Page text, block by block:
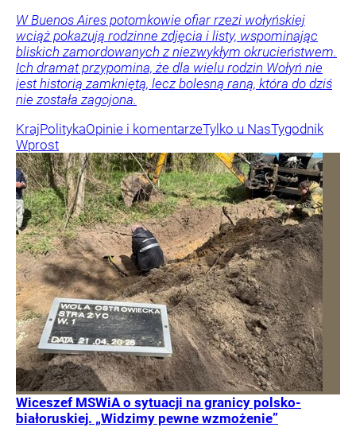
W Buenos Aires potomkowie ofiar rzezi wołyńskiej
wciąż pokazują rodzinne zdjęcia i listy, wspominając
bliskich zamordowanych z niezwykłym okrucieństwem.
Ich dramat przypomina, że dla wielu rodzin Wołyń nie
jest historią zamkniętą, lecz bolesną raną, która do dziś
nie została zagojona.
KrajPolitykaOpinie i komentarzeTylko u NasTygodnik
Wprost
Wiceszef MSWiA o sytuacji na granicy polsko-
białoruskiej. „Widzimy pewne wzmożenie”